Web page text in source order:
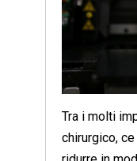
Tra i molti
chirurgico,